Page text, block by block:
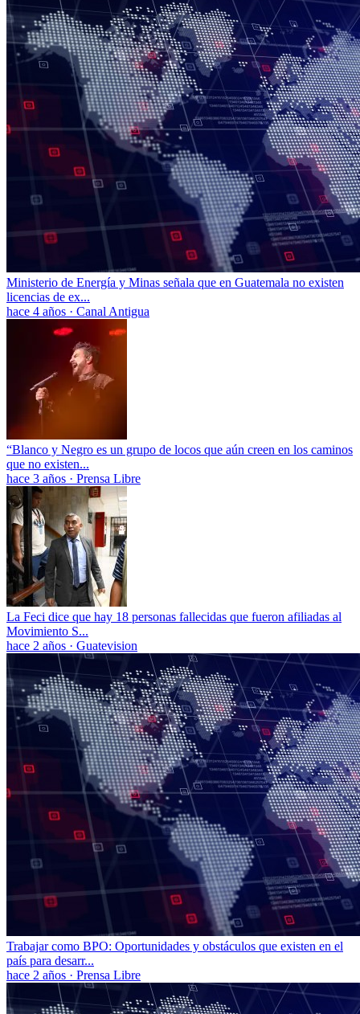
Ministerio de Energía y Minas señala que en Guatemala no existen
licencias de ex...
hace 4 años · Canal Antigua
“Blanco y Negro es un grupo de locos que aún creen en los caminos
que no existen...
hace 3 años · Prensa Libre
La Feci dice que hay 18 personas fallecidas que fueron afiliadas al
Movimiento S...
hace 2 años · Guatevision
Trabajar como BPO: Oportunidades y obstáculos que existen en el
país para desarr...
hace 2 años · Prensa Libre